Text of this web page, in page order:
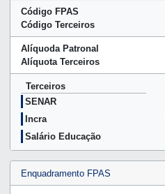
Código FPAS
Código Terceiros
Alíquoda Patronal
Alíquota Terceiros
Terceiros
SENAR
Incra
Salário Educação
Enquadramento FPAS